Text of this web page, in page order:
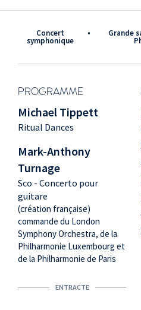
Concert
symphonique
• Grande
PROGRAMME
Michael Tippett
Ritual Dances
Mark-Anthony
Turnage
Sco - Concerto pour
guitare
(création française)
commande du London
Symphony Orchestra, de la
Philharmonie Luxembourg et
de la Philharmonie de Paris
ENTRACTE